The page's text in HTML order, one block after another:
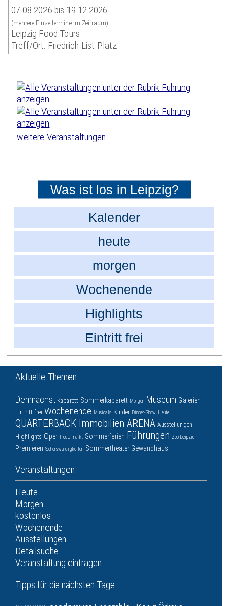
07.08.2026 bis 19.12.2026
(mehrere Einzeltermine im Zeitraum)
Leipzig Food Tours
Treff/Ort: Friedrich-List-Platz
weitere Veranstaltungen
Was ist los in Leipzig?
Kalender
heute
morgen
Wochenende
Highlights
Eintritt frei
Aktuelle Themen
Demnächst Kabarett Sommerkabarett Morgen Museum Galerien
Eintritt frei Wochenende Musicals Kinder Dinner-Show Heute
QUARTERBACK Immobilien ARENA Ausstellungen
Highlights Oper Trödelmarkt Sommerferien Führungen Zoo Leipzig
Premieren Sehenswürdigkeiten Sommertheater Gewandhaus
Veranstaltungen
Heute
Morgen
kostenlos
Wochenende
Ausstellungen
Detailsuche
Veranstaltung eintragen
Tipps für die nächsten Tage